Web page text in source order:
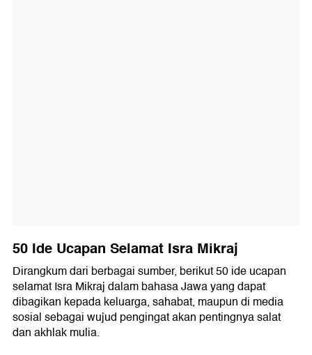
50 Ide Ucapan Selamat Isra Mikraj
Dirangkum dari berbagai sumber, berikut 50 ide ucapan
selamat Isra Mikraj dalam bahasa Jawa yang dapat
dibagikan kepada keluarga, sahabat, maupun di media
sosial sebagai wujud pengingat akan pentingnya salat
dan akhlak mulia.